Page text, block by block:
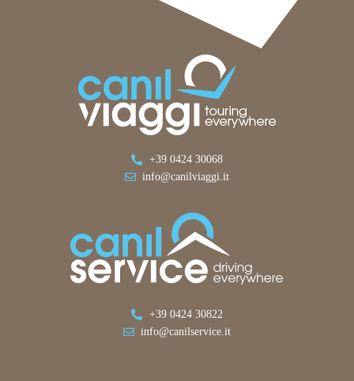
+39 0424 30068
info@canilviaggi.it
+39 0424 30822
info@canilservice.it